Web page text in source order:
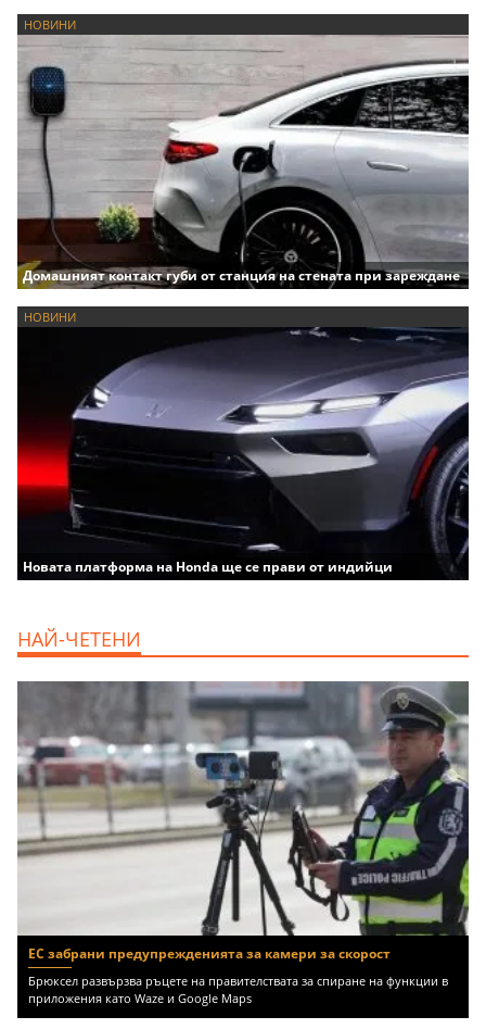
НОВИНИ
Домашният контакт губи от станция на стената при зареждане
НОВИНИ
Новата платформа на Honda ще се прави от индийци
НАЙ-ЧЕТЕНИ
ЕС забрани предупрежденията за камери за скорост
Брюксел развързва ръцете на правителствата за спиране на функции в
приложения като Waze и Google Maps